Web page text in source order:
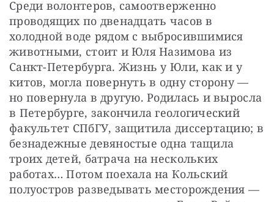
Среди волонтеров, самоотверженно
проводящих по двенадцать часов в
холодной воде рядом с выбросившимися
животными, стоит и Юля Назимова из
Санкт-Петербурга. Жизнь у Юли, как и у
китов, могла повернуть в одну сторону —
но повернула в другую. Родилась и выросла
в Петербурге, закончила геологический
факультет СПбГУ, защитила диссертацию; в
безнадежные девяностые одна тащила
троих детей, батрача на нескольких
работах… Потом поехала на Кольский
полуостров разведывать месторождения —